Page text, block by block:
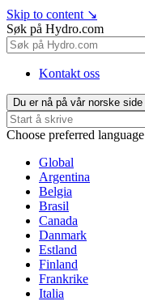
Skip to content ↘
Søk på Hydro.com
Kontakt oss
Du er nå på vår norske side
Choose preferred language
Global
Argentina
Belgia
Brasil
Canada
Danmark
Estland
Finland
Frankrike
Italia